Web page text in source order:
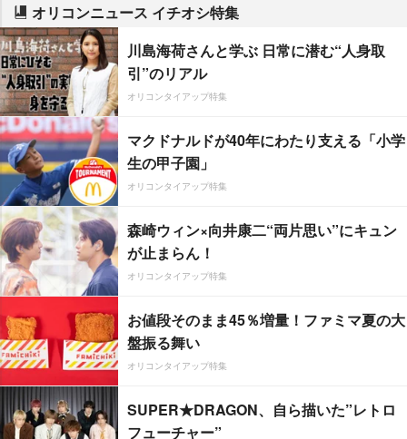
オリコンニュース イチオシ特集
川島海荷さんと学ぶ 日常に潜む“人身取
引”のリアル
オリコンタイアップ特集
マクドナルドが40年にわたり支える「小学
生の甲子園」
オリコンタイアップ特集
森崎ウィン×向井康二“両片思い”にキュン
が止まらん！
オリコンタイアップ特集
お値段そのまま45％増量！ファミマ夏の大
盤振る舞い
オリコンタイアップ特集
SUPER★DRAGON、自ら描いた”レトロ
フューチャー”